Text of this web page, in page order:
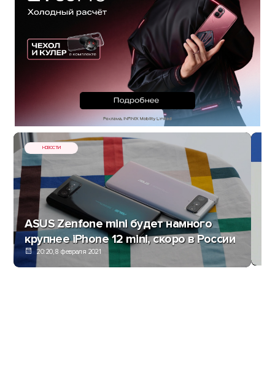
НОВОСТИ
ASUS Zenfone mini будет намного
крупнее iPhone 12 mini, скоро в России
20:20, 8 февраля 2021